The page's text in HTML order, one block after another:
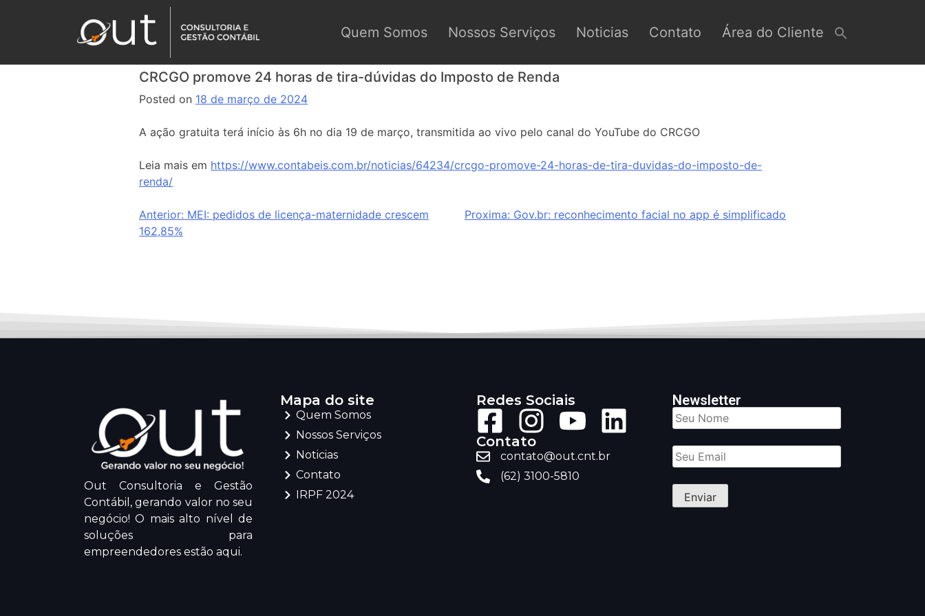
Quem Somos Nossos Serviços Noticias Contato Área do Cliente
CRCGO promove 24 horas de tira-dúvidas do Imposto de Renda
Posted on 18 de março de 2024
A ação gratuita terá início às 6h no dia 19 de março, transmitida ao vivo pelo canal do YouTube do CRCGO
Leia mais em https://www.contabeis.com.br/noticias/64234/crcgo-promove-24-horas-de-tira-duvidas-do-imposto-de-
renda/
Anterior: MEI: pedidos de licença-maternidade crescem
162,85%
Proxima: Gov.br: reconhecimento facial no app é simplificado
Out Consultoria e Gestão
Contábil, gerando valor no seu
negócio! O mais alto nível de
soluções para
empreendedores estão aqui.
Mapa do site
Quem Somos
Nossos Serviços
Noticias
Contato
IRPF 2024
Redes Sociais
Contato
contato@out.cnt.br
(62) 3100-5810
Newsletter